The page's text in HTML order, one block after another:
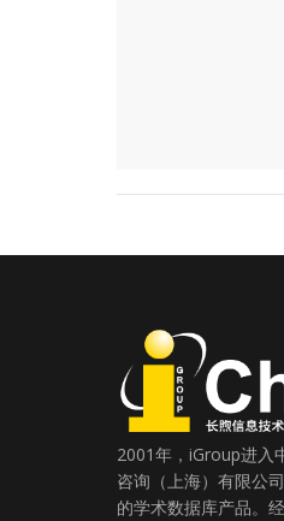
2001年，iGroup进入
咨询（上海）有限公
的学术数据库产品。